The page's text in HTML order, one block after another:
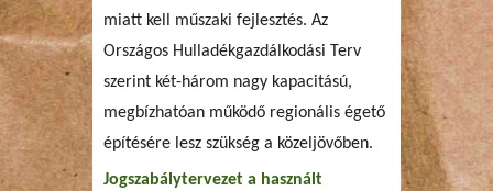
miatt kell műszaki fejlesztés. Az
Országos Hulladékgazdálkodási Terv
szerint két-három nagy kapacitású,
megbízhatóan működő regionális égető
építésére lesz szükség a közeljövőben.
Jogszabálytervezet a használt